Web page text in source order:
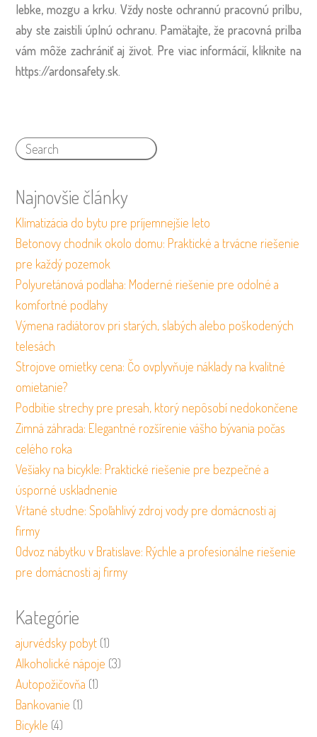
lebke, mozgu a krku. Vždy noste ochrannú pracovnú prilbu,
aby ste zaistili úplnú ochranu. Pamätajte, že pracovná prilba
vám môže zachrániť aj život. Pre viac informácií, kliknite na
https://ardonsafety.sk.
Najnovšie články
Klimatizácia do bytu pre príjemnejšie leto
Betonovy chodnik okolo domu: Praktické a trvácne riešenie
pre každý pozemok
Polyuretánová podlaha: Moderné riešenie pre odolné a
komfortné podlahy
Výmena radiátorov pri starých, slabých alebo poškodených
telesách
Strojove omietky cena: Čo ovplyvňuje náklady na kvalitné
omietanie?
Podbitie strechy pre presah, ktorý nepôsobí nedokončene
Zimná záhrada: Elegantné rozšírenie vášho bývania počas
celého roka
Vešiaky na bicykle: Praktické riešenie pre bezpečné a
úsporné uskladnenie
Vŕtané studne: Spoľahlivý zdroj vody pre domácnosti aj
firmy
Odvoz nábytku v Bratislave: Rýchle a profesionálne riešenie
pre domácnosti aj firmy
Kategórie
ajurvédsky pobyt (1)
Alkoholické nápoje (3)
Autopožičovňa (1)
Bankovanie (1)
Bicykle (4)